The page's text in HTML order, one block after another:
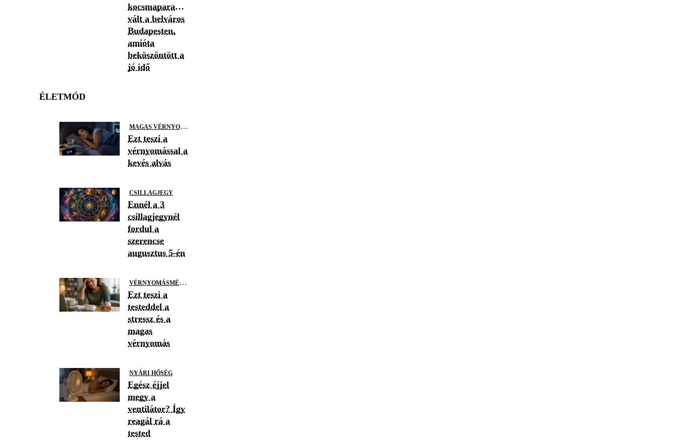
kocsmaparadicsommá
vált a belváros
Budapesten,
amióta
beköszöntött a
jó idő
ÉLETMÓD
M
AGAS VÉRNYOMÁS
Ezt teszi a
vérnyomással a
kevés alvás
CSILLAGJEGY
Ennél a 3
csillagjegynél
fordul a
szerencse
augusztus 5-én
V
ÉRNYOMÁSMÉRÉS
Ezt teszi a
testeddel a
stressz és a
magas
vérnyomás
NYÁRI HŐSÉG
Egész éjjel
megy a
ventilátor? Így
reagál rá a
tested